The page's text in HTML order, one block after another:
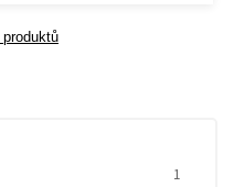
1